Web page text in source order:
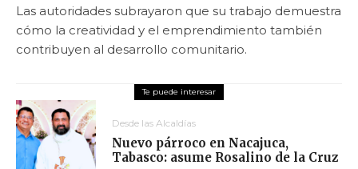
Las autoridades subrayaron que su trabajo demuestra
cómo la creatividad y el emprendimiento también
contribuyen al desarrollo comunitario.
Desde las Alcaldías
Nuevo párroco en Nacajuca,
Tabasco: asume Rosalino de la Cruz